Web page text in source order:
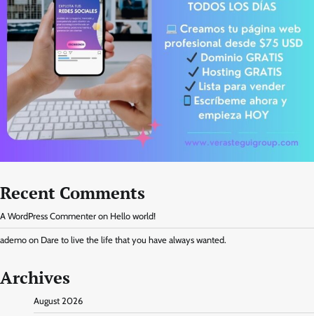
Recent Comments
A WordPress Commenter on Hello world!
ademo on Dare to live the life that you have always wanted.
Archives
August 2026